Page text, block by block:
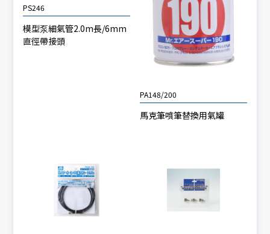
PS246
模型泵細氣管2.0m長/6mm
直徑帶接頭
PA148/200
馬克筆噴筆替換用氣罐